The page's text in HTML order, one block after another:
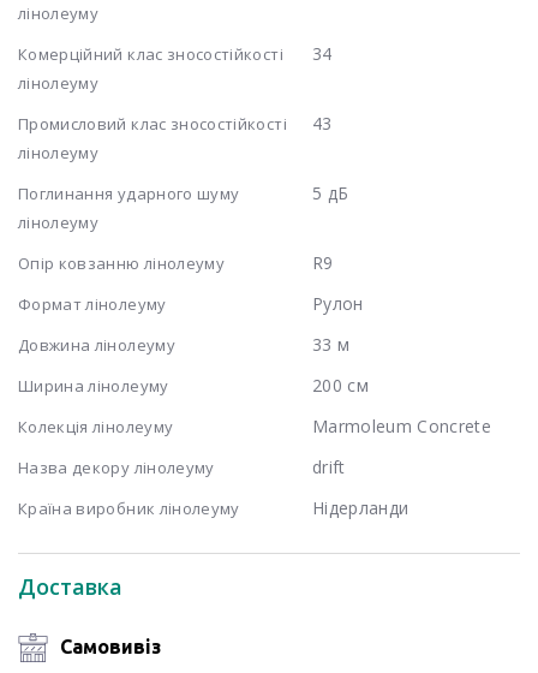
Доставка
Самовивіз
лінолеуму
Комерційний клас зносостійкості
лінолеуму
34
Промисловий клас зносостійкості
лінолеуму
43
Поглинання ударного шуму
лінолеуму
5 дБ
Опір ковзанню лінолеуму R9
Формат лінолеуму Рулон
Довжина лінолеуму 33 м
Ширина лінолеуму 200 см
Колекція лінолеуму Marmoleum Concrete
Назва декору лінолеуму drift
Країна виробник лінолеуму Нідерланди